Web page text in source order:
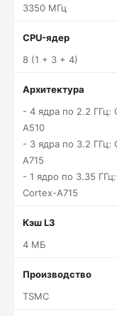
3350 МГц
CPU-ядер
8 (1 + 3 + 4)
Архитектура
- 4 ядра по 2.2 ГГц:
A510
- 3 ядра по 3.2 ГГц:
A715
- 1 ядро по 3.35 ГГц:
Cortex-A715
Кэш L3
4 МБ
Производство
TSMC